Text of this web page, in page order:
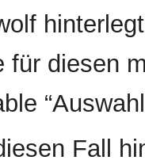
für diesen
Fall